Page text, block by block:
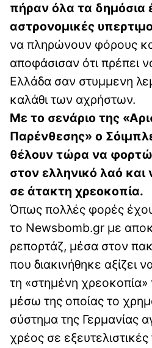
πήραν όλα τα δημόσια
αστρονομικές
να πληρώνουν φόρους
αποφάσισαν ότι πρέπει
Ελλάδα σαν στυμμενη
καλάθι των αχρήστων.
Με το σενάριο της
Παρένθεσης» ο
θέλουν τώρα να
στον ελληνικό λαό
σε άτακτη χρεοκοπία.
Όπως πολλές φορές
το Newsbomb.gr με
ρεπορτάζ, μέσα στον
που διακινήθηκε αξίζει
τη «στημένη
μέσω της οποίας το
σύστημα της Γερμανίας
χρέος σε